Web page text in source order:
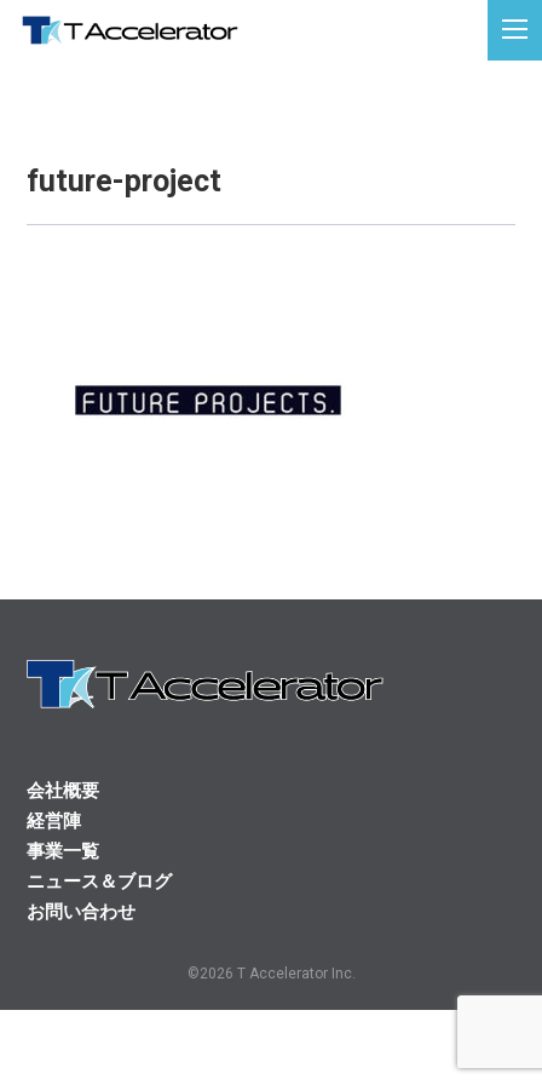
future-project
future-project
会社概要
経営陣
事業一覧
ニュース＆ブログ
お問い合わせ
©2026 T Accelerator Inc.